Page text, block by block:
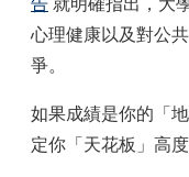
心理健康以及對公
爭。
如果成績是你的「
定你「天花板」高